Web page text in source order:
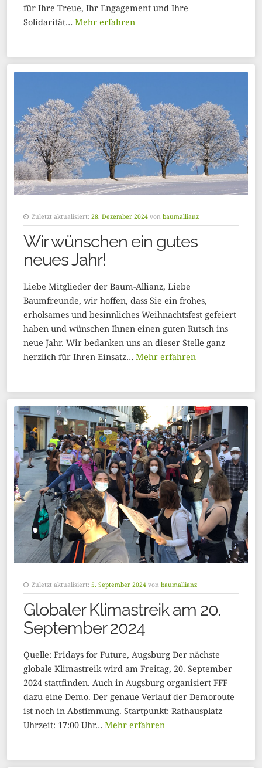
für Ihre Treue, Ihr Engagement und Ihre
Solidarität… Mehr erfahren
Zuletzt aktualisiert: 28. Dezember 2024 von baumallianz
Wir wünschen ein gutes
neues Jahr!
Liebe Mitglieder der Baum-Allianz, Liebe
Baumfreunde, wir hoffen, dass Sie ein frohes,
erholsames und besinnliches Weihnachtsfest gefeiert
haben und wünschen Ihnen einen guten Rutsch ins
neue Jahr. Wir bedanken uns an dieser Stelle ganz
herzlich für Ihren Einsatz… Mehr erfahren
Zuletzt aktualisiert: 5. September 2024 von baumallianz
Globaler Klimastreik am 20.
September 2024
Quelle: Fridays for Future, Augsburg Der nächste
globale Klimastreik wird am Freitag, 20. September
2024 stattfinden. Auch in Augsburg organisiert FFF
dazu eine Demo. Der genaue Verlauf der Demoroute
ist noch in Abstimmung. Startpunkt: Rathausplatz
Uhrzeit: 17:00 Uhr… Mehr erfahren